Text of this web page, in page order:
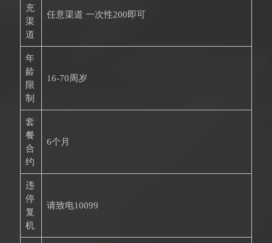
充
渠
道
任意渠道 一次性200即可
年
龄
限
制
16-70周岁
套
餐
合
约
6个月
违
停
复
机
请致电10099